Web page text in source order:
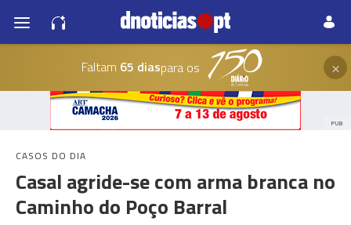
Faltam 65 diaspara os ×
PUB
CASOS DO DIA
Casal agride-se com arma branca no
Caminho do Poço Barral